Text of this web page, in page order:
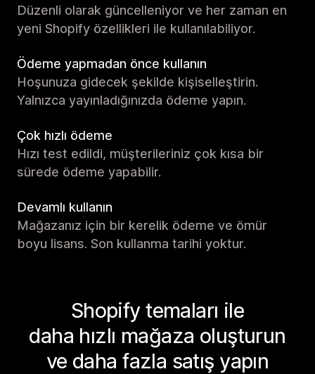
Düzenli olarak güncelleniyor ve her zaman en
yeni Shopify özellikleri ile kullanılabiliyor.
Ödeme yapmadan önce kullanın
Hoşunuza gidecek şekilde kişiselleştirin.
Yalnızca yayınladığınızda ödeme yapın.
Çok hızlı ödeme
Hızı test edildi, müşterileriniz çok kısa bir
sürede ödeme yapabilir.
Devamlı kullanın
Mağazanız için bir kerelik ödeme ve ömür
boyu lisans. Son kullanma tarihi yoktur.
Shopify temaları ile
daha hızlı mağaza oluşturun
ve daha fazla satış yapın